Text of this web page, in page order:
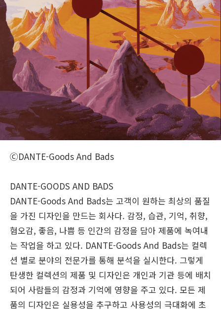
ⒸDANTE-Goods And Bads
DANTE-GOODS AND BADS
DANTE-Goods And Bads는 고객이 원하는 최상의 품질
을 가진 디자인을 만드는 회사다. 감정, 습관, 기억, 취향,
혐오감, 좋음, 나쁨 등 인간의 감정을 담아 제품에 녹여내
는 작업을 하고 있다. DANTE-Goods And Bads는 컬렉
션 별로 분야의 전문가를 통해 분석을 실시한다. 그렇게
탄생한 컬렉션의 제품 및 디자인은 개인과 기관 등에 배치
되어 사람들의 감정과 기억에 영향을 주고 있다. 모든 제
품의 디자인은 실용성을 추구하고 사용성의 극대화에 초